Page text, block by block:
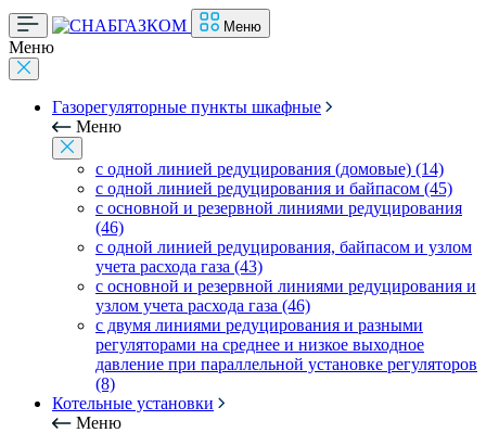
Меню
Меню
Газорегуляторные пункты шкафные
Меню
с одной линией редуцирования (домовые) (14)
с одной линией редуцирования и байпасом (45)
с основной и резервной линиями редуцирования
(46)
с одной линией редуцирования, байпасом и узлом
учета расхода газа (43)
с основной и резервной линиями редуцирования и
узлом учета расхода газа (46)
с двумя линиями редуцирования и разными
регуляторами на среднее и низкое выходное
давление при параллельной установке регуляторов
(8)
Котельные установки
Меню